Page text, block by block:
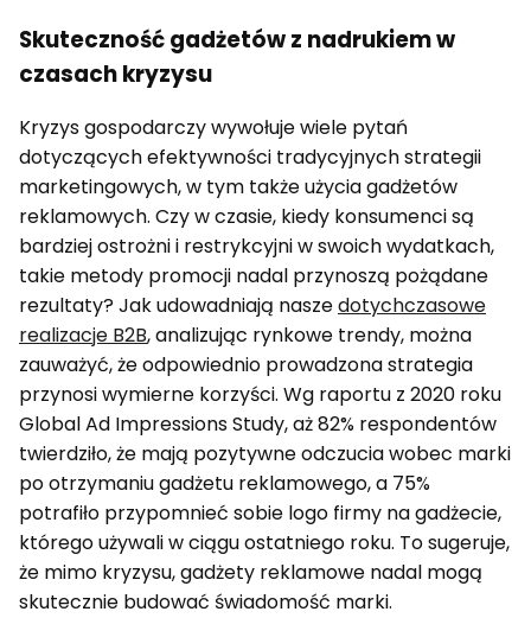
Skuteczność gadżetów z nadrukiem w
czasach kryzysu
Kryzys gospodarczy wywołuje wiele pytań
dotyczących efektywności tradycyjnych strategii
marketingowych, w tym także użycia gadżetów
reklamowych. Czy w czasie, kiedy konsumenci są
bardziej ostrożni i restrykcyjni w swoich wydatkach,
takie metody promocji nadal przynoszą pożądane
rezultaty? Jak udowadniają naszedotychczasowe
realizacje B2B, analizując rynkowe trendy, można
zauważyć, że odpowiednio prowadzona strategia
przynosi wymierne korzyści. Wg raportu z 2020 roku
Global Ad Impressions Study, aż 82% respondentów
twierdziło, że mają pozytywne odczucia wobec marki
po otrzymaniu gadżetu reklamowego, a 75%
potrafiło przypomnieć sobie logo firmy na gadżecie,
którego używali w ciągu ostatniego roku. To sugeruje,
że mimo kryzysu, gadżety reklamowe nadal mogą
skutecznie budować świadomość marki.